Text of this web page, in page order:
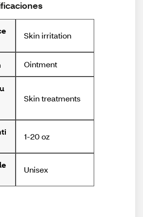
Skin irritation
Ointment
Skin treatments
1-20 oz
Unisex